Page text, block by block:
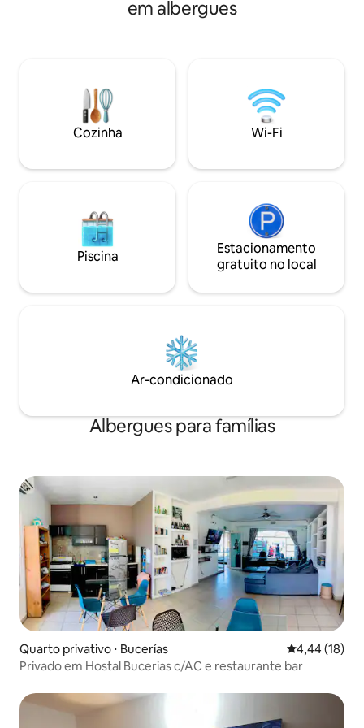
em albergues
Cozinha Wi-Fi
Piscina
Estacionamento
gratuito no local
Ar-condicionado
Albergues para famílias
Quarto privativo ⋅ Bucerías 4,44 de uma
4,44 (18)
Privado em Hostal Bucerias c/AC e restaurante bar